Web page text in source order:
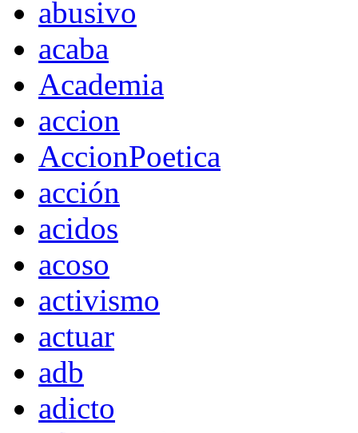
abusivo
acaba
Academia
accion
AccionPoetica
acción
acidos
acoso
activismo
actuar
adb
adicto